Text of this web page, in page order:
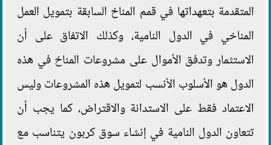
المتقدمة بتعهداتها في قمم المناخ السابقة بتمويل العمل
المناخي في الدول النامية، وكذلك الاتفاق على أن
الاستثمار وتدفق الأموال على مشروعات المناخ في هذه
الدول هو الأسلوب الأنسب لتمويل هذه المشروعات وليس
الاعتماد فقط على الاستدانة والاقتراض، كما يجب أن
تتعاون الدول النامية في إنشاء سوق كربون يتناسب مع